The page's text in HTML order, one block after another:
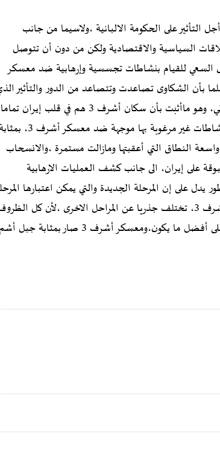
على الحكومة الالبانية ،ولاسيما من جانب
السياسية والاقتصادية ولكن من دون أن تتوصل
السعي للقيام بنشاطات تجسسية وإرهابية ضد معسكر
وقد كشف النقاب عن واحدة منها في مارس 2018، علما بأن الشكاوى تصاعدت وتتصاعد من الدور والتأثير
سكان أشرف 3 هم في قلب إيران تماما
طرد سفير النظام الايراني وديبلوماسي آخر من ألبانيا على إثر نشاطات غير مرغوبة بها موجهة ضد معسكر أشرف 3، بمثابة
النطاق التي أعقبتها ومازالت مستمرة ،والانسحاب
على إيران، الى جانب كشف العمليات الارهابية
يدل على إن المرحلة الجديدة والتي يمكن اعتبارها
النهائية من الصراع والمواجهة بين النظام الايراني وبين سكان أشرف 3، تختلف جذريا عن المراحل الاخرى ،لأن كل
والعوامل اللازمة والملائمة للتغيير الجذري في إيران باتت مهيأة على أفضل ما يكون،ومعسكر أشرف 3 صار بمثابة جبل أشم